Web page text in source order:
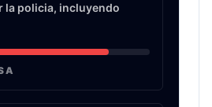
la policia, incluyendo